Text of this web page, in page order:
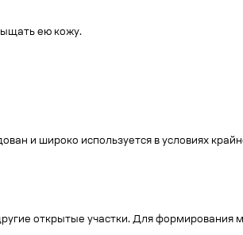
ею кожу.
и широко используется в условиях
открытые участки. Для формирования